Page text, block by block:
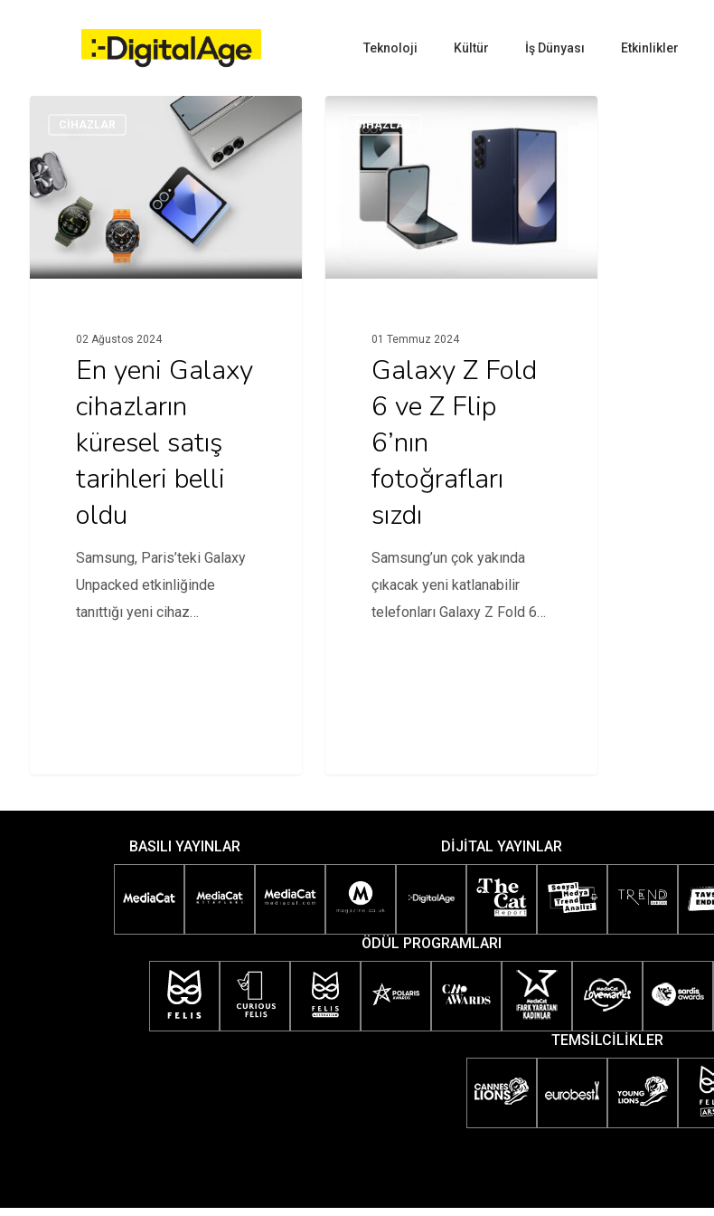
Hit enter to search or ESC to close
Teknoloji Kültür İş Dünyası Etkinlikler
CİHAZLAR
02 Ağustos 2024
En yeni Galaxy
cihazların
küresel satış
tarihleri belli
oldu
Samsung, Paris’teki Galaxy
Unpacked etkinliğinde
tanıttığı yeni cihaz
CİHAZLAR
01 Temmuz 2024
Galaxy Z Fold
6 ve Z Flip
6’nın
fotoğrafları
sızdı
Samsung’un çok yakında
çıkacak yeni katlanabilir
telefonları Galaxy Z Fold 6
BASILI YAYINLAR DİJİTAL YAYINLAR
ÖDÜL PROGRAMLARI
TEMSİLCİLİKLER